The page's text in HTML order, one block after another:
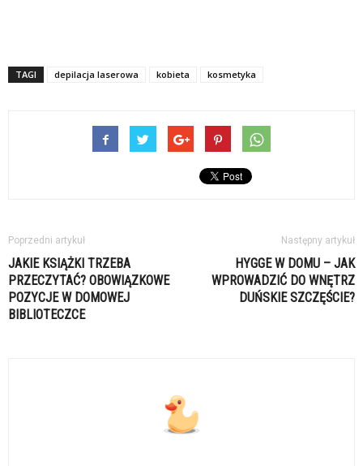
TAGI depilacja laserowa kobieta kosmetyka
Poprzedni artykuł
JAKIE KSIĄŻKI TRZEBA
PRZECZYTAĆ? OBOWIĄZKOWE
POZYCJE W DOMOWEJ
BIBLIOTECZCE
Następny artykuł
HYGGE W DOMU – JAK
WPROWADZIĆ DO WNĘTRZ
DUŃSKIE SZCZĘŚCIE?